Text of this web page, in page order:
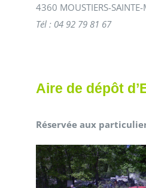
4360 MOUSTIERS-SAINTE-
Tél : 04 92 79 81 67
Aire de dépôt
Réservée aux